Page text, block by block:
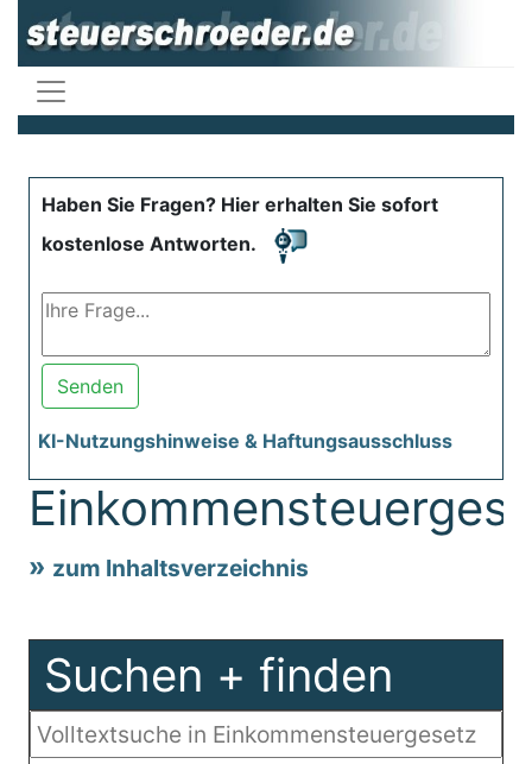
Haben Sie Fragen? Hier erhalten Sie sofort
kostenlose Antworten.
Senden
KI-Nutzungshinweise & Haftungsausschluss
zum Inhaltsverzeichnis
Suchen + finden